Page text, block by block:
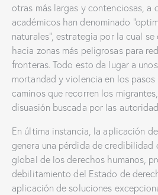
otras más largas y contenciosas, a
académicos han denominado
naturales”, estrategia por la cual
hacia zonas más peligrosas para
fronteras. Todo esto da lugar a
mortandad y violencia en los
caminos que recorren los
disuasión buscada por las
En última instancia, la aplicación
genera una pérdida de credibilidad
global de los derechos humanos,
debilitamiento del Estado de
aplicación de soluciones